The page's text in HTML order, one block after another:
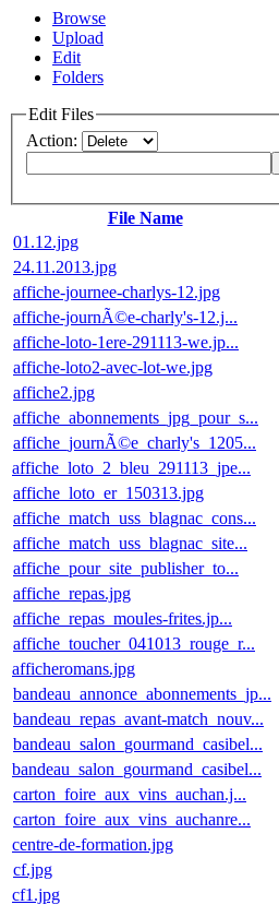
Browse
Upload
Edit
Folders
Edit Files
Action:
File Name
01.12.jpg
24.11.2013.jpg
affiche-journee-charlys-12.jpg
affiche-journÃ©e-charly's-12.j...
affiche-loto-1ere-291113-we.jp...
affiche-loto2-avec-lot-we.jpg
affiche2.jpg
affiche_abonnements_jpg_pour_s...
affiche_journÃ©e_charly's_1205...
affiche_loto_2_bleu_291113_jpe...
affiche_loto_er_150313.jpg
affiche_match_uss_blagnac_cons...
affiche_match_uss_blagnac_site...
affiche_pour_site_publisher_to...
affiche_repas.jpg
affiche_repas_moules-frites.jp...
affiche_toucher_041013_rouge_r...
afficheromans.jpg
bandeau_annonce_abonnements_jp...
bandeau_repas_avant-match_nouv...
bandeau_salon_gourmand_casibel...
bandeau_salon_gourmand_casibel...
carton_foire_aux_vins_auchan.j...
carton_foire_aux_vins_auchanre...
centre-de-formation.jpg
cf.jpg
cf1.jpg